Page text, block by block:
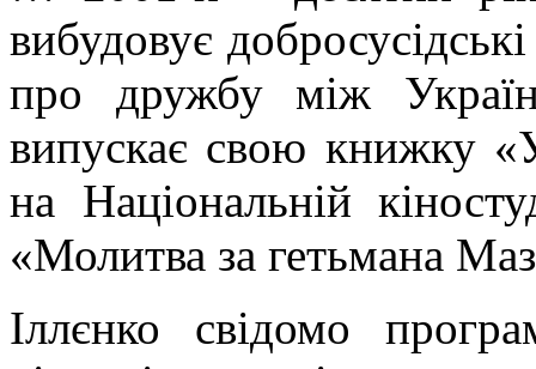
вибудовує
про дружбу між
випускає свою книжку
на Національній
«Молитва за гетьмана
Іллєнко свідомо